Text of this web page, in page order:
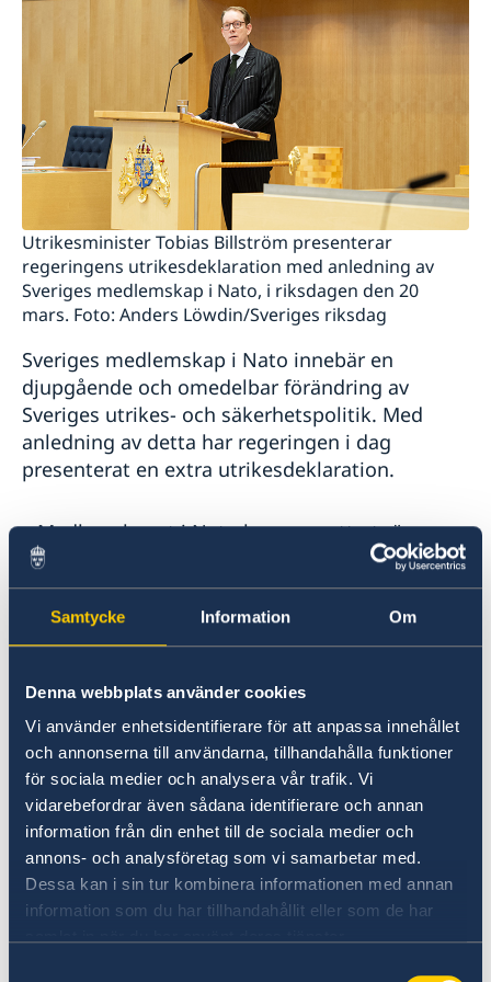
Samtycke Information Om
Denna webbplats använder cookies
Vi använder enhetsidentifierare för att anpassa innehållet
och annonserna till användarna, tillhandahålla funktioner
för sociala medier och analysera vår trafik. Vi
vidarebefordrar även sådana identifierare och annan
information från din enhet till de sociala medier och
annons- och analysföretag som vi samarbetar med.
Dessa kan i sin tur kombinera informationen med annan
information som du har tillhandahållit eller som de har
Utrikesminister Tobias Billström presenterar
regeringens utrikesdeklaration med anledning av
Sveriges medlemskap i Nato, i riksdagen den 20
mars. Foto: Anders Löwdin/Sveriges riksdag
Sveriges medlemskap i Nato innebär en
djupgående och omedelbar förändring av
Sveriges utrikes- och säkerhetspolitik. Med
anledning av detta har regeringen i dag
presenterat en extra utrikesdeklaration.
– Medlemskapet i Nato kommer att utgöra en
grundsten i Sveriges utrikes- och
säkerhetspolitik. Sverige ska vara en trovärdig,
pålitlig och solidarisk allierad, säger
utrikesminister Tobias Billström.
Som medlem i Nato kommer Sverige att
engagera sig i alla Natos kärnuppgifter:
avskräckning och kollektivt försvar,
krishantering och säkerhetssamarbeten.
– Vi ska fortsätta främja grundvärden i svensk
utrikes- och säkerhetspolitik vilket innebär att
vi ska stå upp för folkrätten, mänskliga